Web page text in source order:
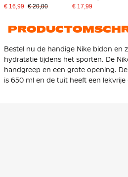
Zwart Zilver
€ 16,99 € 20,00
€ 17,99
Bestel nu de handige Nike bidon en
hydratatie tijdens het sporten. De
handgreep en een grote opening.
is 650 ml en de tuit heeft een lekvrije